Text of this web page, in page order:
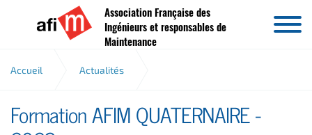
Aller au contenu
Association Française des
Ingénieurs et responsables de
Maintenance
Accueil Actualités
Formation AFIM QUATERNAIRE - 2023
Formation AFIM QUATERNAIRE -